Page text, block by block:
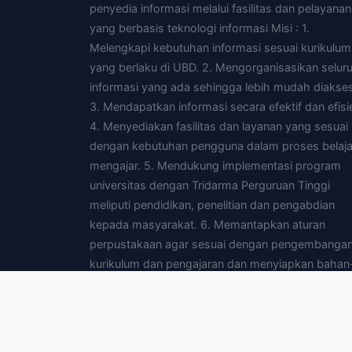
penyedia informasi melalui fasilitas dan pelayanan
yang berbasis teknologi informasi Misi : 1.
Melengkapi kebutuhan informasi sesuai kurikulum
yang berlaku di UBD. 2. Mengorganisasikan
informasi yang ada sehingga lebih mudah
3. Mendapatkan informasi secara efektif dan
4. Menyediakan fasilitas dan layanan yang sesuai
dengan kebutuhan pengguna dalam proses
mengajar. 5. Mendukung implementasi program
universitas dengan Tridarma Perguruan Tinggi
meliputi pendidikan, penelitian dan pengabdian
kepada masyarakat. 6. Memantapkan aturan
perpustakaan agar sesuai dengan
kurikulum dan pengajaran dan menyiapkan